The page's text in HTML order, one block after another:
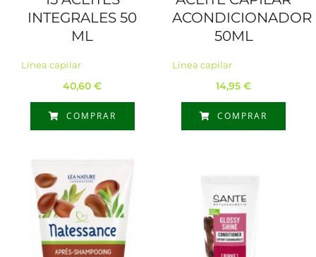
INTEGRALES 50
ML
Línea capilar
40,60€
COMPRAR
ACONDICIONADOR
50ML
Línea capilar
14,95 €
COMPRAR